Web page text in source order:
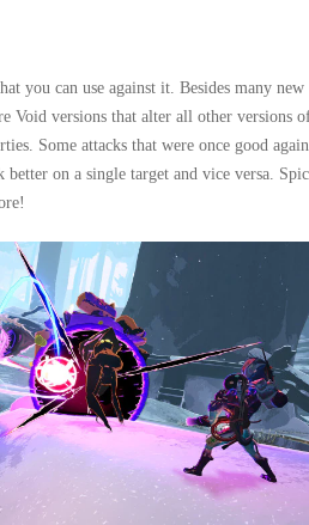
you can use against it. Besides many new
Void versions that alter all other versions
Some attacks that were once good
on a single target and vice versa.